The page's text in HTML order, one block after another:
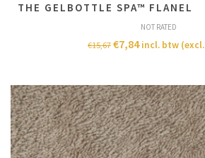
T​H​E GELBOTTLE SPA™ FLANEL
NOT RATED
€15,67 €7,84 incl. btw (excl.